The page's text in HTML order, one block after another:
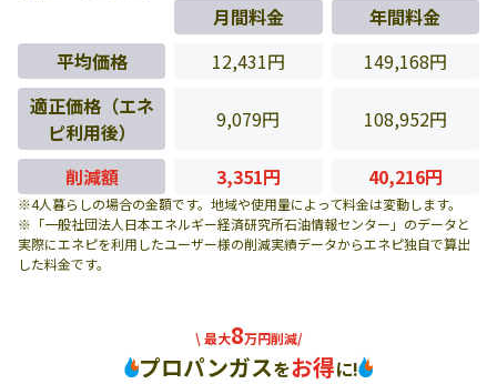
月間料金
年間料金
平均価格
12,431円
149,168円
適正価格（エネ
ピ利用後）
9,079円 108,952円
削減額 3,351円 40,216円
※4人暮らしの場合の金額です。地域や使用量によって料金は変動します。
※「一般社団法人日本エネルギー経済研究所石油情報センター」のデータと
実際にエネピを利用したユーザー様の削減実績データからエネピ独自で算出
した料金です。
\ 最大8万円削減/
プロパンガスをお得に!